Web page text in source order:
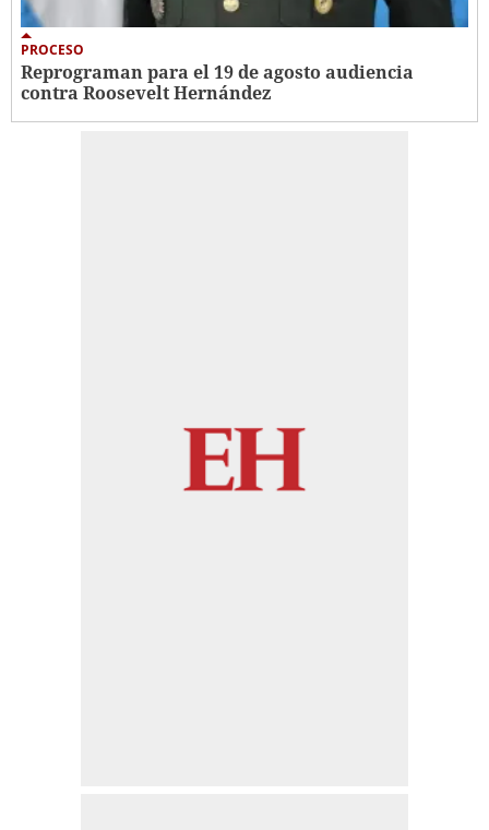
PROCESO
Reprograman para el 19 de agosto audiencia
contra Roosevelt Hernández